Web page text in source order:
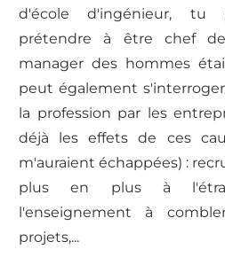
d'école d'ingénieur, tu
prétendre à être chef
manager des hommes
peut également
la profession par les
déjà les effets de ces
m'auraient échappées) :
plus en plus à
l'enseignement à
projets,...